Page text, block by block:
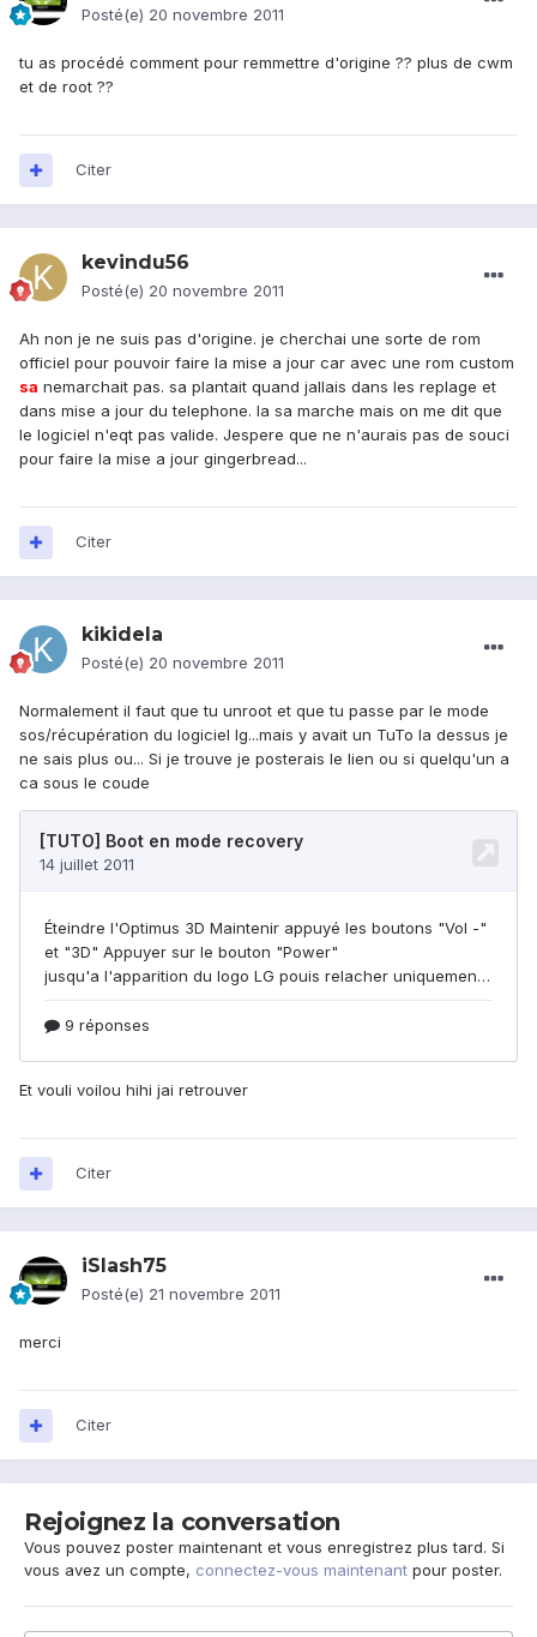
Posté(e) 20 novembre 2011
tu as procédé comment pour remmettre d'origine ?? plus de cwm
et de root ??
Citer
kevindu56
Posté(e) 20 novembre 2011
Ah non je ne suis pas d'origine. je cherchai une sorte de rom
officiel pour pouvoir faire la mise a jour car avec une rom custom
sa nemarchait pas. sa plantait quand jallais dans les replage et
dans mise a jour du telephone. la sa marche mais on me dit que
le logiciel n'eqt pas valide. Jespere que ne n'aurais pas de souci
pour faire la mise a jour gingerbread...
Citer
kikidela
Posté(e) 20 novembre 2011
Normalement il faut que tu unroot et que tu passe par le mode
sos/récupération du logiciel lg...mais y avait un TuTo la dessus je
ne sais plus ou... Si je trouve je posterais le lien ou si quelqu'un a
ca sous le coude
Et vouli voilou hihi jai retrouver
Citer
iSlash75
Posté(e) 21 novembre 2011
merci
Citer
Rejoignez la conversation
Vous pouvez poster maintenant et vous enregistrez plus tard. Si
vous avez un compte, connectez-vous maintenant pour poster.